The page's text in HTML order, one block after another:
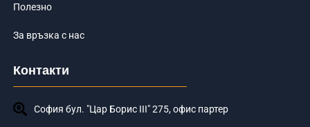
Полезно
За връзка с нас
Контакти
София бул. "Цар Борис III" 275, офис партер